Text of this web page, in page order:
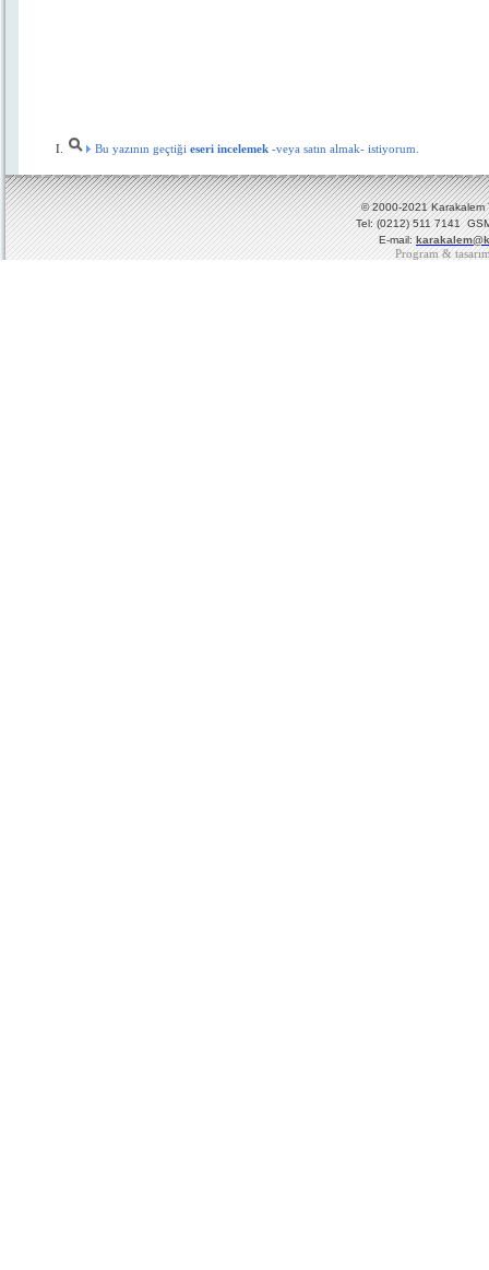
Bu yazının geçtiği eseri incelemek -veya satın almak- istiyorum.
© 2000-2021 Karakalem
Tel: (0212) 511 7141
E-mail:
Program &